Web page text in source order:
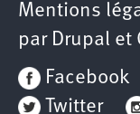
Mentions
par Drupal et
Facebook
Twitter